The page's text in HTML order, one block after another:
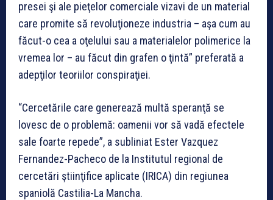
presei şi ale pieţelor comerciale vizavi de un material
care promite să revoluţioneze industria – aşa cum au
făcut-o cea a oţelului sau a materialelor polimerice la
vremea lor – au făcut din grafen o ţintă” preferată a
adepţilor teoriilor conspiraţiei.
“Cercetările care generează multă speranţă se
lovesc de o problemă: oamenii vor să vadă efectele
sale foarte repede”, a subliniat Ester Vazquez
Fernandez-Pacheco de la Institutul regional de
cercetări ştiinţifice aplicate (IRICA) din regiunea
spaniolă Castilia-La Mancha.